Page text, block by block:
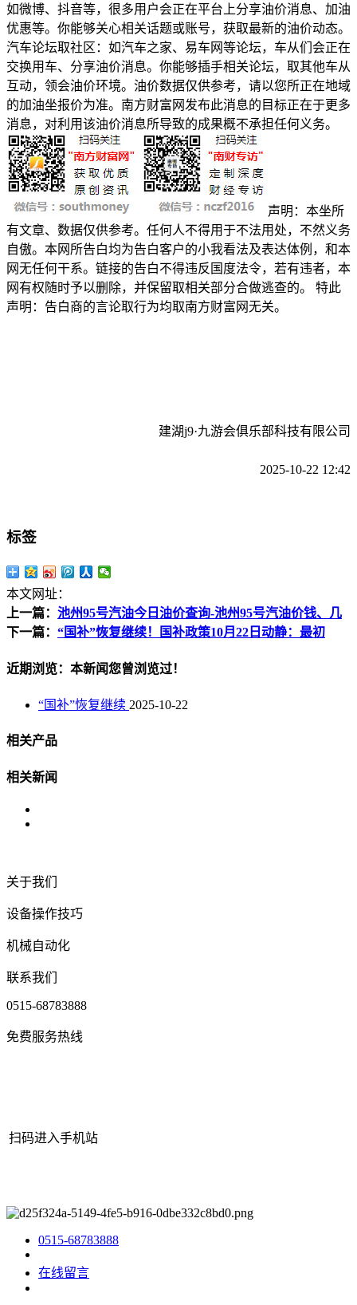
如微博、抖音等，很多用户会正在平台上分享油价消息、加油
优惠等。你能够关心相关话题或账号，获取最新的油价动态。
汽车论坛取社区：如汽车之家、易车网等论坛，车从们会正在
交换用车、分享油价消息。你能够插手相关论坛，取其他车从
互动，领会油价环境。油价数据仅供参考，请以您所正在地域
的加油坐报价为准。南方财富网发布此消息的目标正在于更多
消息，对利用该油价消息所导致的成果概不承担任何义务。
声明：本坐所
有文章、数据仅供参考。任何人不得用于不法用处，不然义务
自傲。本网所告白均为告白客户的小我看法及表达体例，和本
网无任何干系。链接的告白不得违反国度法令，若有违者，本
网有权随时予以删除，并保留取相关部分合做逃查的。 特此
声明：告白商的言论取行为均取南方财富网无关。
建湖j9·九游会俱乐部科技有限公司
2025-10-22 12:42
标签
本文网址：
上一篇： 池州95号汽油今日油价查询-池州95号汽油价钱、几
下一篇： “国补”恢复继续！国补政策10月22日动静：最初
近期浏览：本新闻您曾浏览过！
“国补”恢复继续 2025-10-22
相关产品
相关新闻
关于我们
设备操作技巧
机械自动化
联系我们
0515-68783888
免费服务热线
扫码进入手机站
0515-68783888
在线留言